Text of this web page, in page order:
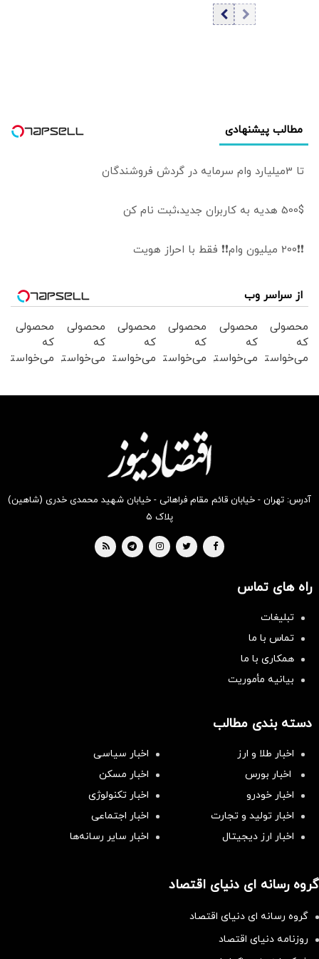
«روبیو» ترجیح
آژانس انرژی اتمی
مطالب پیشنهادی
تا 3میلیارد وام سرمایه در گردش فروشندگان
500$ هدیه به کاربران جدید،ثبت نام کن
❗❗200 میلیون وام❗❗ فقط با احراز هویت
از سراسر وب
محصولی
که
می‌خواستی
محصولی
که
می‌خواستی
محصولی
که
می‌خواستی
بخر !
محصولی
که
می‌خواستی
بخر !
محصولی
که
می‌خواستی
محصولی
که
می‌خواستی
آدرس: تهران - خیابان قائم مقام فراهانی - خیابان شهید محمدی خدری (شاهین)
پلاک ۵
راه های تماس
تبلیغات
تماس با ما
همکاری با ما
بیانیه مأموریت
دسته بندی مطالب
اخبار طلا و ارز
اخبار سیاسی
اخبار بورس
اخبار مسکن
اخبار خودرو
اخبار تکنولوژی
اخبار تولید و تجارت
اخبار اجتماعی
اخبار ارز دیجیتال
اخبار سایر رسانه‌‌ها
گروه رسانه ای دنیای اقتصاد
گروه رسانه ای دنیای اقتصاد
روزنامه دنیای اقتصاد